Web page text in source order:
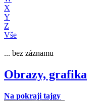
X
Y
Z
Vše
... bez záznamu
Obrazy, grafika
Na pokraji tajgy